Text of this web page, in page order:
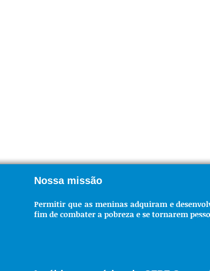
Nossa missão
Permitir que as meninas adquiram e
fim de combater a pobreza e se tornarem